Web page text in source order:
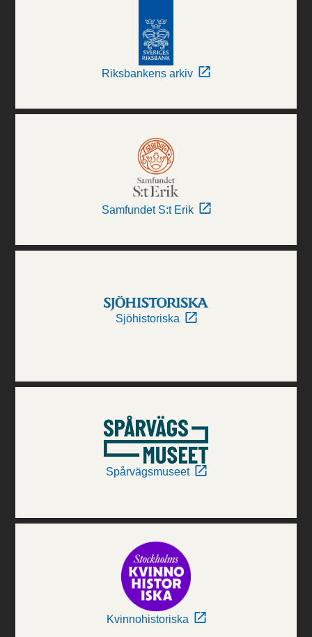
Riksbankens arkiv
Samfundet S:t Erik
Sjöhistoriska
Spårvägsmuseet
Kvinnohistoriska